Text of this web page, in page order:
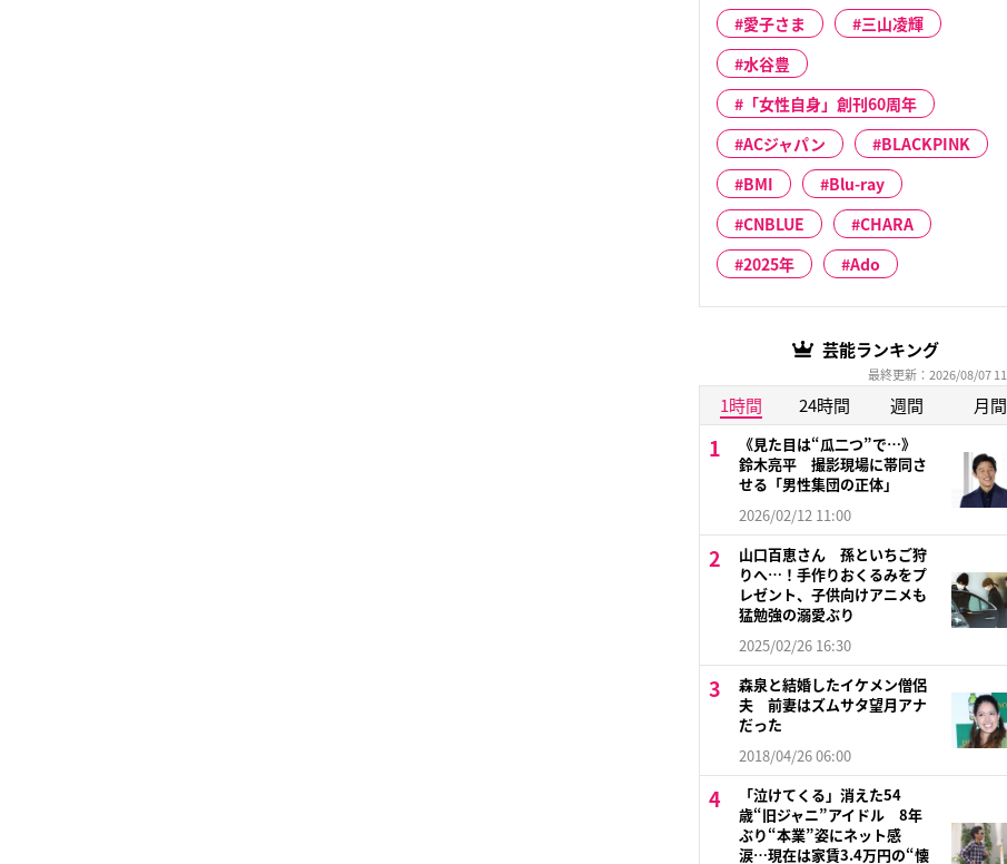
愛子さま
三山凌輝
水谷豊
「女性自身」創刊60周年
ACジャパン
BLACKPINK
BMI
Blu-ray
CNBLUE
CHARA
2025年
Ado
芸能ランキング
最終更新：2026/08/07
1時間 24時間 週間 月間
《見た目は“瓜二つ”で…》
鈴木亮平 撮影現場に帯同さ
せる「男性集団の正体」
2026/02/12 11:00
山口百恵さん 孫といちご狩
りへ…！手作りおくるみをプ
レゼント、子供向けアニメも
猛勉強の溺愛ぶり
2025/02/26 16:30
森泉と結婚したイケメン僧侶
夫 前妻はズムサタ望月アナ
だった
2018/04/26 06:00
「泣けてくる」消えた54
歳“旧ジャニ”アイドル 8年
ぶり“本業”姿にネット感
涙…現在は家賃3.4万円の“懐